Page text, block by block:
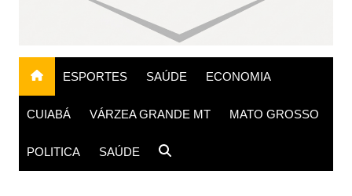
ESPORTES SAÚDE ECONOMIA
CUIABÁ VÁRZEA GRANDE MT MATO GROSSO
POLITICA SAÚDE